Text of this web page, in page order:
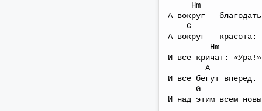
Hm
А вокруг –
G
А вокруг – красота:
Hm
И все кричат: «Ура!»
A
И все бегут вперёд.
G
И над этим всем